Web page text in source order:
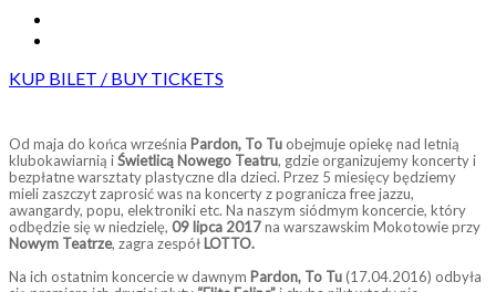
KUP BILET / BUY TICKETS
Od maja do końca września Pardon, To Tu obejmuje opiekę nad letnią
klubokawiarnią iŚwietlicą Nowego Teatru, gdzie organizujemy koncerty i
bezpłatne warsztaty plastyczne dla dzieci. Przez 5 miesięcy będziemy
mieli zaszczyt zaprosić was na koncerty z pogranicza free jazzu,
awangardy, popu, elektroniki etc. Na naszym siódmym koncercie, który
odbędzie się w niedzielę, 09 lipca 2017na warszawskim Mokotowie przy
Nowym Teatrze, zagra zespół LOTTO.
Na ich ostatnim koncercie w dawnym Pardon, To Tu(17.04.2016) odbyła